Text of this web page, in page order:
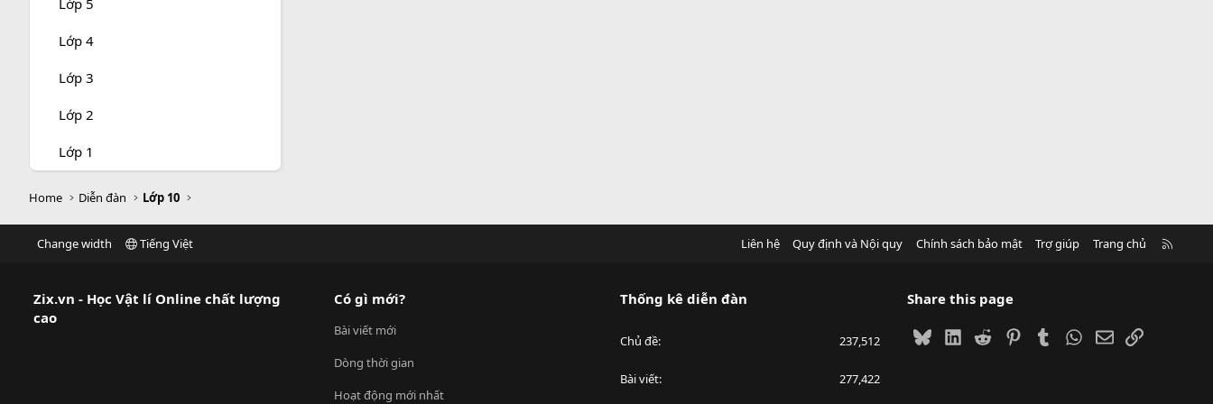
Lớp 5
Lớp 4
Lớp 3
Lớp 2
Lớp 1
Home Diễn đàn Lớp 10
Change width Tiếng Việt Liên hệ Quy định và Nội quy Chính sách bảo mật Trợ giúp Trang chủ
Zix.vn - Học Vật lí Online chất lượng
cao
Có gì mới?
Bài viết mới
Dòng thời gian
Hoạt động mới nhất
Thống kê diễn đàn
Chủ đề 237,512
Bài viết 277,422
Share this page
BlueskyLinkedIn
Reddit PinterestTumblrWhatsApp
EmailLink